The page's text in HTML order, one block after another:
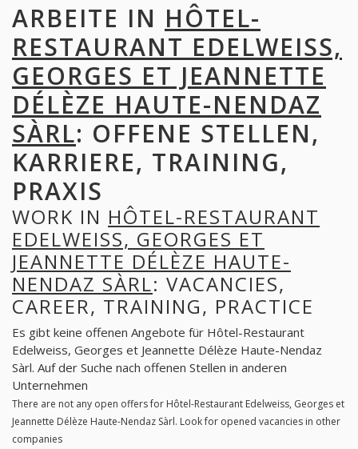
ARBEITE IN HÔTEL-
RESTAURANT EDELWEISS,
GEORGES ET JEANNETTE
DÉLÈZE HAUTE-NENDAZ
SÀRL: OFFENE STELLEN,
KARRIERE, TRAINING,
PRAXIS
WORK IN HÔTEL-RESTAURANT
EDELWEISS, GEORGES ET
JEANNETTE DÉLÈZE HAUTE-
NENDAZ SÀRL: VACANCIES,
CAREER, TRAINING, PRACTICE
Es gibt keine offenen Angebote für Hôtel-Restaurant
Edelweiss, Georges et Jeannette Délèze Haute-Nendaz
Sàrl. Auf der Suche nach offenen Stellen in anderen
Unternehmen
There are not any open offers for Hôtel-Restaurant Edelweiss, Georges et
Jeannette Délèze Haute-Nendaz Sàrl. Look for opened vacancies in other
companies